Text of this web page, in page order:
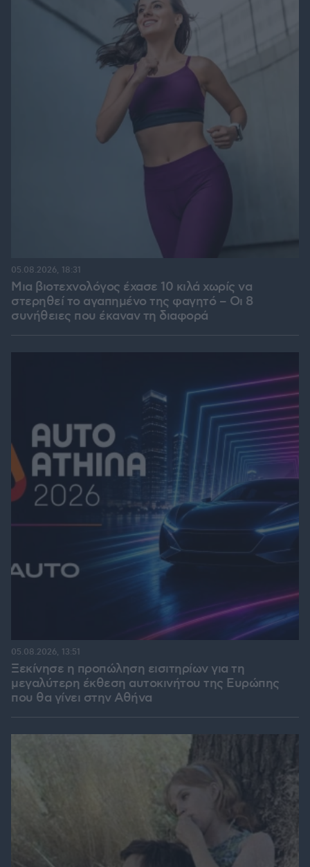
Μια βιοτεχνολόγος έχασε 10 κιλά χωρίς να
στερηθεί το αγαπημένο της φαγητό – Οι 8
συνήθειες που έκαναν τη διαφορά
05.08.2026, 18:31
Ξεκίνησε η προπώληση εισιτηρίων για τη
μεγαλύτερη έκθεση αυτοκινήτου της Ευρώπης
που θα γίνει στην Αθήνα
05.08.2026, 13:51